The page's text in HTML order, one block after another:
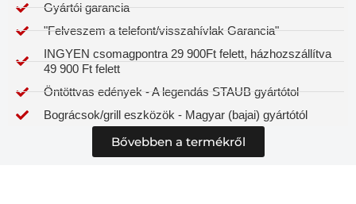
Gyártói garancia​
"Felveszem a telefont/visszahívlak Garancia"
INGYEN csomagpontra 29 900Ft felett, házhozszállítva
49 900 Ft felett
Öntöttvas edények - A legendás STAUB gyártótol
Bográcsok/grill eszközök - Magyar (bajai) gyártótól
Bővebben a termékről